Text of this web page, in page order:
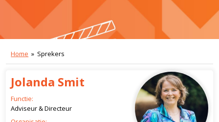
Home » Sprekers
Jolanda Smit
Functie:
Adviseur & Directeur